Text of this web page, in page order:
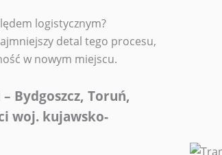
logistycznym?
detal tego procesu,
w nowym miejscu.
Bydgoszcz, Toruń,
woj. kujawsko-